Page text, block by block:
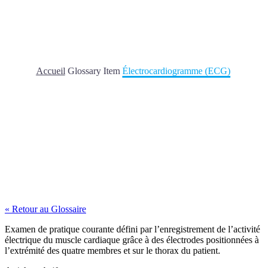
Accueil Glossary Item Électrocardiogramme (ECG)
« Retour au Glossaire
Examen de pratique courante défini par l’enregistrement de l’activité
électrique du muscle cardiaque grâce à des électrodes positionnées à
l’extrémité des quatre membres et sur le thorax du patient.